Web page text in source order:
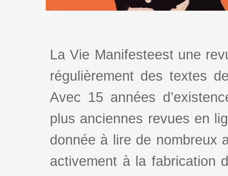
La Vie Manifesteest une
régulièrement des textes
Avec 15 années
plus anciennes revues en
donnée à lire de nombreux
activement à la fabrication